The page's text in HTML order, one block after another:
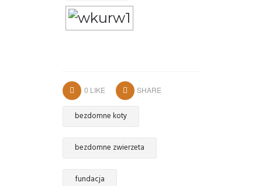
0 LIKE SHARE
bezdomne koty
bezdomne zwierzeta
fundacja